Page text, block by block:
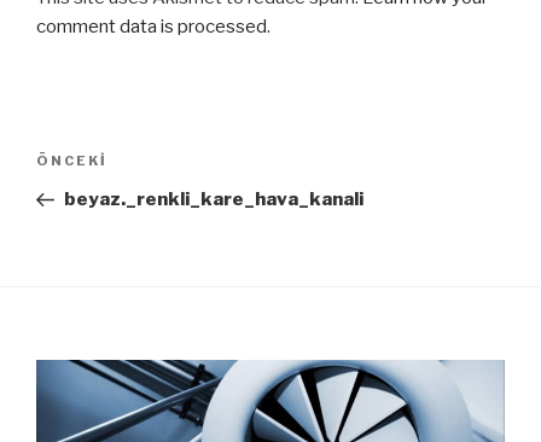
comment data is processed.
Yazı
Önceki
Yazı
ÖNCEKI
beyaz._renkli_kare_hava_kanali